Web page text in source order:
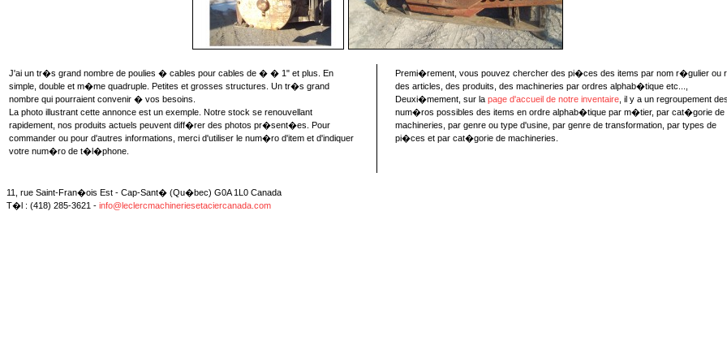
J'ai un tr�s grand nombre de poulies � cables pour cables de � � 1" et plus. En
simple, double et m�me quadruple. Petites et grosses structures. Un tr�s grand
nombre qui pourraient convenir � vos besoins.
La photo illustrant cette annonce est un exemple. Notre stock se renouvellant
rapidement, nos produits actuels peuvent diff�rer des photos pr�sent�es. Pour
commander ou pour d'autres informations, merci d'utiliser le num�ro d'item et d'indiquer
votre num�ro de t�l�phone.
Premi�rement, vous pouvez chercher des pi�ces des items par nom r�gulier ou
des articles, des produits, des machineries par ordres alphab�tique etc...,
Deuxi�mement, sur la page d'accueil de notre inventaire , il y a un regroupement
num�ros possibles des items en ordre alphab�tique par m�tier, par cat�gorie de
machineries, par genre ou type d'usine, par genre de transformation, par types de
pi�ces et par cat�gorie de machineries.
11, rue Saint-Fran�ois Est - Cap-Sant� (Qu�bec) G0A 1L0 Canada
T�l : (418) 285-3621 - info@leclercmachineriesetaciercanada.com